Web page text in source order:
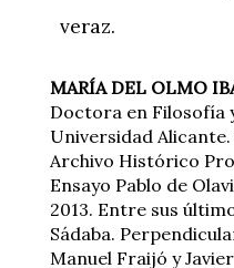
veraz.
MARÍA DEL OLMO
Doctora en Filosofía
Universidad
Archivo Histórico
Ensayo Pablo de
2013. Entre sus
Sádaba.
Manuel Fraijó y